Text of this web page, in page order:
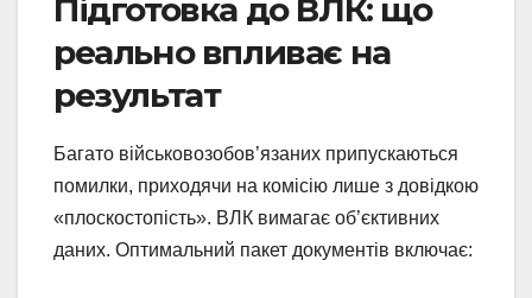
Підготовка до ВЛК: що
реально впливає на
результат
Багато військовозобов’язаних припускаються
помилки, приходячи на комісію лише з довідкою
«плоскостопість». ВЛК вимагає об’єктивних
даних. Оптимальний пакет документів включає: